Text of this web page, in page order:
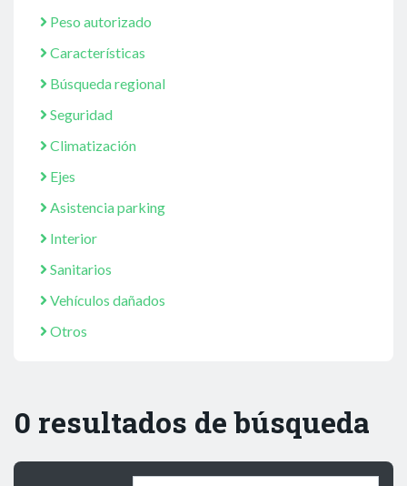
Peso autorizado
Características
Búsqueda regional
Seguridad
Climatización
Ejes
Asistencia parking
Interior
Sanitarios
Vehículos dañados
Otros
0 resultados de búsqueda